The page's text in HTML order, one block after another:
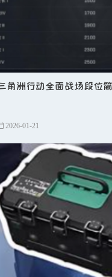
走
，节
万，分均10万以
理白衣服三级头
必定携带三级子弹
中小保险。
资。
角洲行动全面战场段位
2026-01-21